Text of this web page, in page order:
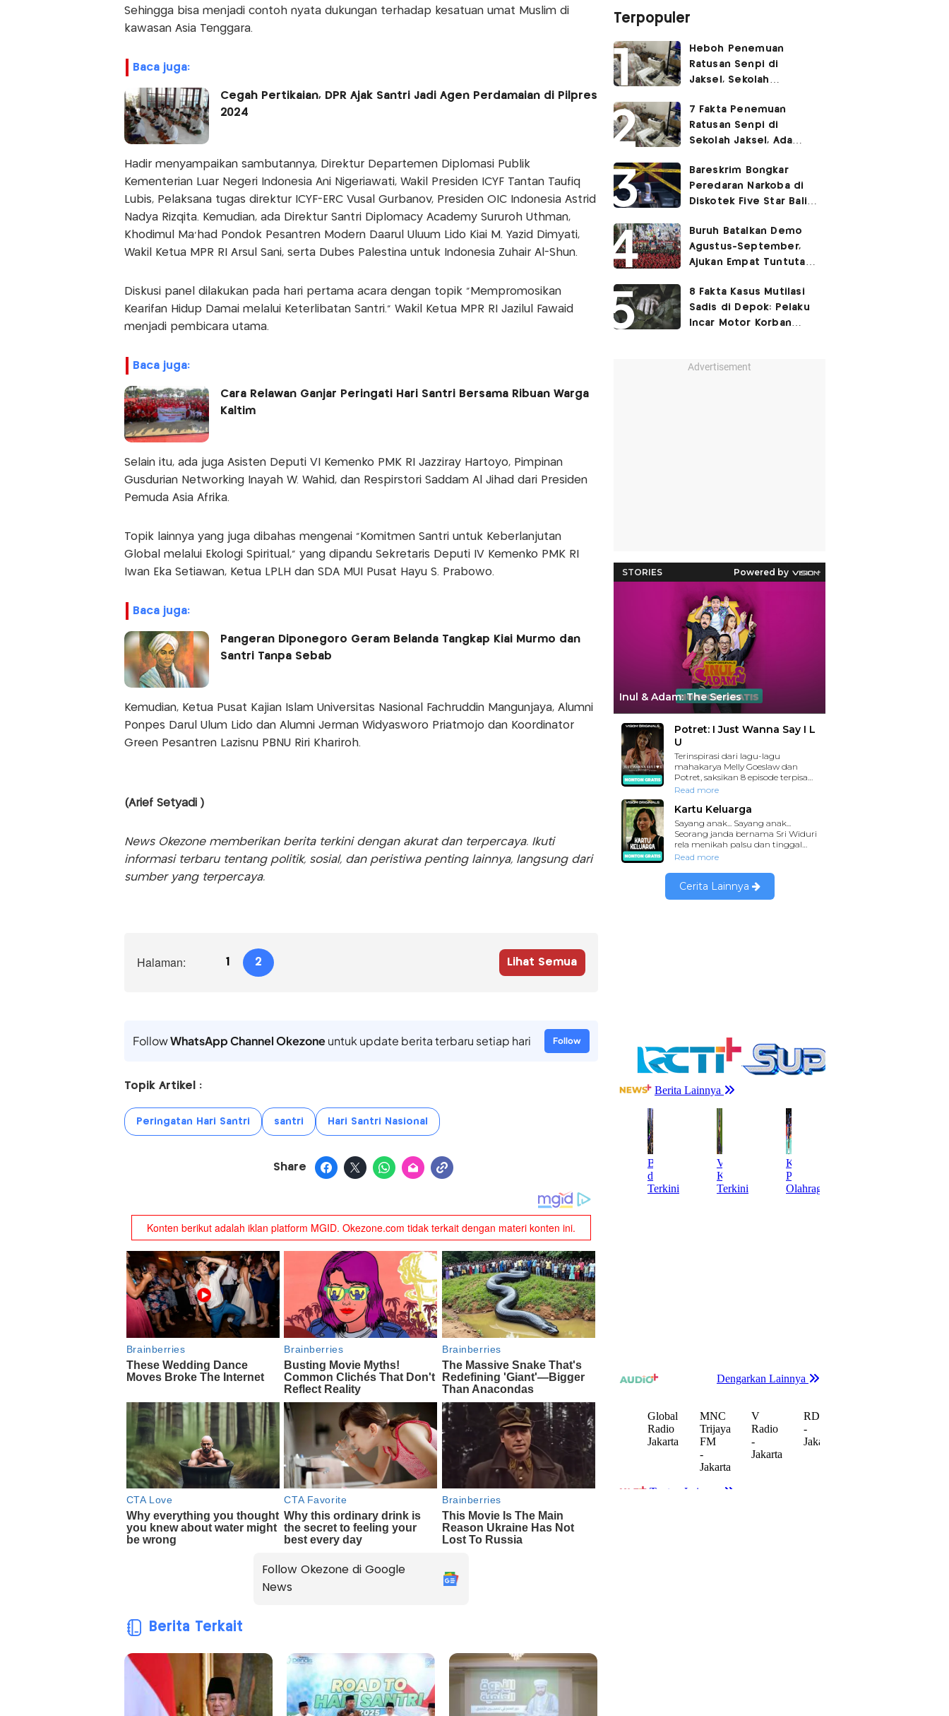
Sehingga bisa menjadi contoh nyata dukungan terhadap kesatuan umat Muslim di
kawasan Asia Tenggara.
baca juga:
Cegah Pertikaian, DPR Ajak Santri Jadi Agen Perdamaian di Pilpres
2024
Hadir menyampaikan sambutannya, Direktur Departemen Diplomasi Publik
Kementerian Luar Negeri Indonesia Ani Nigeriawati, Wakil Presiden ICYF Tantan Taufiq
Lubis, Pelaksana tugas direktur ICYF-ERC Vusal Gurbanov, Presiden OIC Indonesia Astrid
Nadya Rizqita. Kemudian, ada Direktur Santri Diplomacy Academy Sururoh Uthman,
Khodimul Ma’had Pondok Pesantren Modern Daarul Uluum Lido Kiai M. Yazid Dimyati,
Wakil Ketua MPR RI Arsul Sani, serta Dubes Palestina untuk Indonesia Zuhair Al-Shun.
Diskusi panel dilakukan pada hari pertama acara dengan topik "Mempromosikan
Kearifan Hidup Damai melalui Keterlibatan Santri." Wakil Ketua MPR RI Jazilul Fawaid
menjadi pembicara utama.
baca juga:
Cara Relawan Ganjar Peringati Hari Santri Bersama Ribuan Warga
Kaltim
Selain itu, ada juga Asisten Deputi VI Kemenko PMK RI Jazziray Hartoyo, Pimpinan
Gusdurian Networking Inayah W. Wahid, dan Respirstori Saddam Al Jihad dari Presiden
Pemuda Asia Afrika.
Topik lainnya yang juga dibahas mengenai "Komitmen Santri untuk Keberlanjutan
Global melalui Ekologi Spiritual," yang dipandu Sekretaris Deputi IV Kemenko PMK RI
Iwan Eka Setiawan, Ketua LPLH dan SDA MUI Pusat Hayu S. Prabowo.
baca juga:
Pangeran Diponegoro Geram Belanda Tangkap Kiai Murmo dan
Santri Tanpa Sebab
Kemudian, Ketua Pusat Kajian Islam Universitas Nasional Fachruddin Mangunjaya, Alumni
Ponpes Darul Ulum Lido dan Alumni Jerman Widyasworo Priatmojo dan Koordinator
Green Pesantren Lazisnu PBNU Riri Khariroh.
(Arief Setyadi )
News Okezone memberikan berita terkini dengan akurat dan terpercaya. Ikuti
informasi terbaru tentang politik, sosial, dan peristiwa penting lainnya, langsung dari
sumber yang terpercaya.
Halaman: 1 2 Lihat Semua
FollowWhatsApp Channel Okezoneuntuk update berita terbaru setiap hari Follow
Topik Artikel :
Peringatan Hari Santri santri Hari Santri Nasional
Share
Follow Okezone di Google
News
Berita Terkait
Terpopuler
Heboh Penemuan
Ratusan Senpi di
Jaksel, Sekolah
Kegiatan Eskul
Menembak
7 Fakta Penemuan
Ratusan Senpi di
Sekolah Jaksel, Ada
Ruang Bunker
Bareskrim Bongkar
Peredaran Narkoba di
Diskotek Five Star Bali,
Buruh Batalkan Demo
Agustus-September,
Ajukan Empat Tuntutan
8 Fakta Kasus Mutilasi
Sadis di Depok: Pelaku
Incar Motor Korban
Advertisement